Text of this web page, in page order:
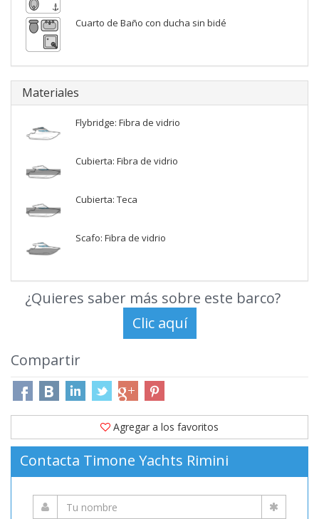
Cuarto de Baño con ducha sin bidé
Materiales
Flybridge: Fibra de vidrio
Cubierta: Fibra de vidrio
Cubierta: Teca
Scafo: Fibra de vidrio
¿Quieres saber más sobre este barco?
Compartir
Agregar a los favoritos
Contacta Timone Yachts Rimini